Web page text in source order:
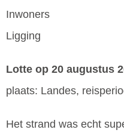
Inwoners
Ligging
Lotte op 20 augustus
plaats: Landes,
Het strand was echt